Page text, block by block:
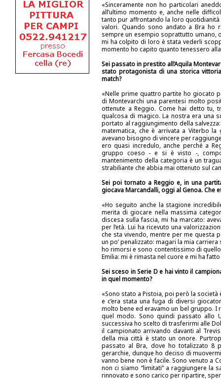
«Sinceramente non ho particolari
all’ultimo momento e, anche nelle
tanto pur affrontando la loro
valori. Quando sono andato a Bra ho
sempre un esempio soprattutto umano,
mi ha colpito di loro è stata vederli
momento ho capito quanto tenessero
Sei passato in prestito all’Aquila
stato protagonista di una storica
match?
«Nelle prime quattro partite ho giocato
di Montevarchi una parentesi molto
ottenute a Reggio. Come hai detto tu,
qualcosa di magico. La nostra era una
portato al raggiungimento della
matematica, che è arrivata a Viterbo
avevano bisogno di vincere per
ero quasi incredulo, anche perché a
gruppo coeso - e si è visto -,
mantenimento della categoria è un
strabiliante che abbia mai ottenuto sul
Sei poi tornato a Reggio e, in una
giocava Marcandalli, oggi al Genoa. Che
«Ho seguito anche la stagione
merita di giocare nella massima
discesa sulla fascia, mi ha marcato:
per l’età. Lui ha ricevuto una
che sta vivendo, mentre per me questa
un po’ penalizzato: magari la mia
ho rimorsi e sono contentissimo di
Emilia: mi è rimasta nel cuore e mi ha
Sei sceso in Serie D e hai vinto il
in quel momento?
«Sono stato a Pistoia, poi però la
e c’era stata una fuga di diversi
molto bene ed eravamo un bel gruppo. I
quel modo. Sono quindi passato allo
successiva ho scelto di trasferirmi alle
il campionato arrivando davanti al
della mia città è stato un onore.
passato al Bra, dove ho totalizzato 8
gerarchie, dunque ho deciso di
vanno bene non è facile. Sono venuto a
non ci siamo “limitati” a raggiungere la
rinnovato e sono carico per ripartire,